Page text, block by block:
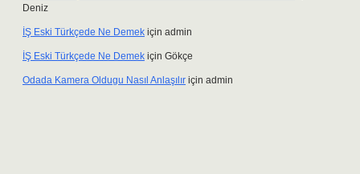
Deniz
İŞ Eski Türkçede Ne Demek için admin
İŞ Eski Türkçede Ne Demek için Gökçe
Odada Kamera Oldugu Nasıl Anlaşılır için admin